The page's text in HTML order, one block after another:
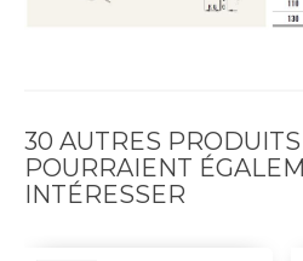
30 AUTRES
POURRAIENT
INTÉRESSER